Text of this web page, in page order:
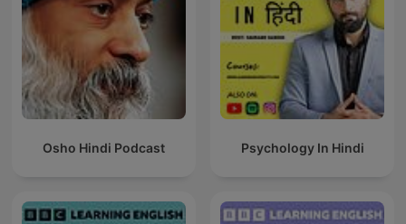
Osho Hindi Podcast Psychology In Hindi